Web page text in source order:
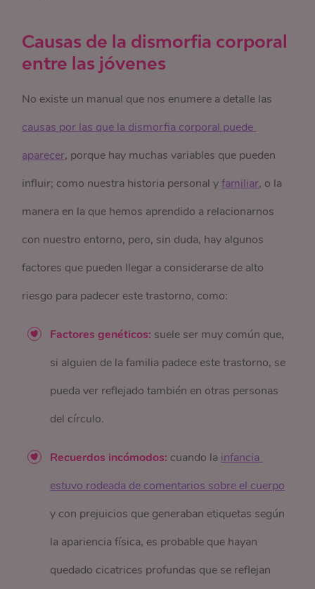
Causas de la dismorfia corporal
entre las jóvenes
No existe un manual que nos enumere a detalle las
causas por las que la dismorfia corporal puede
aparecer, porque hay muchas variables que pueden
influir; como nuestra historia personal yfamiliar, o la
manera en la que hemos aprendido a relacionarnos
con nuestro entorno, pero, sin duda, hay algunos
factores que pueden llegar a considerarse de alto
riesgo para padecer este trastorno, como:
Factores genéticos: suele ser muy común que,
si alguien de la familia padece este trastorno, se
pueda ver reflejado también en otras personas
del círculo.
Recuerdos incómodos: cuando la infancia
estuvo rodeada de comentarios sobre el cuerpo
y con prejuicios que generaban etiquetas según
la apariencia física, es probable que hayan
quedado cicatrices profundas que se reflejan